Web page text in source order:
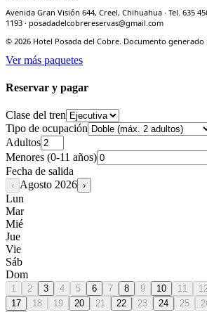
Avenida Gran Visión 644, Creel, Chihuahua · Tel. 635
1193 · posadadelcobrereservas@gmail.com
© 2026 Hotel Posada del Cobre. Documento generado
Ver más paquetes
Reservar y pagar
Clase del tren
Tipo de ocupación
Adultos
Menores (0-11 años)
Fecha de salida
‹ Agosto 2026 ›
Lun
Mar
Mié
Jue
Vie
Sáb
Dom
1 2 3 4 5 6 7 8 9 10 11
17
18 19 20 21 22 23 24 25